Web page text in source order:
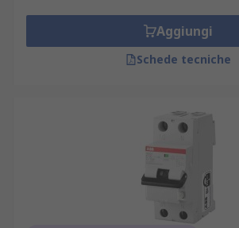
Aggiungi
Schede tecniche